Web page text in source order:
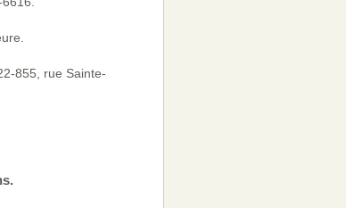
855, rue Sainte-